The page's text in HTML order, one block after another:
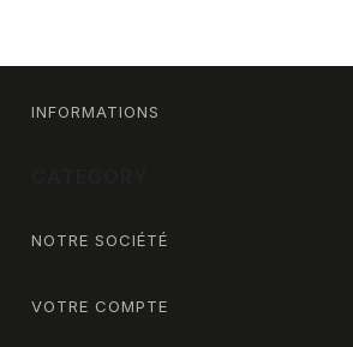
INFORMATIONS
NOTRE SOCIÉTÉ
VOTRE COMPTE